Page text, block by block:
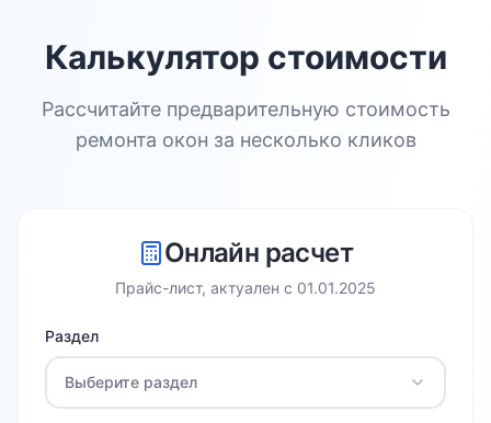
Калькулятор стоимости
Рассчитайте предварительную стоимость
ремонта окон за несколько кликов
Онлайн расчет
Прайс-лист, актуален с 01.01.2025
Раздел
Выберите раздел